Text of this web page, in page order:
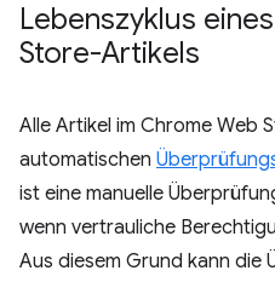
Lebenszyklus
Store-Artikels
Alle Artikel im Chrome Web
automatischen
ist eine manuelle
wenn vertrauliche
Aus diesem Grund kann